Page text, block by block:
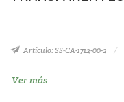
Artículo: SS-CA-1712-00-2
Ver más